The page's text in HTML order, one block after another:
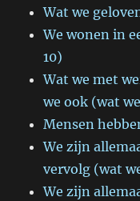
Wat we
We wonen in
10)
Wat we met
we ook (wat
Mensen
We zijn
vervolg (wat
We zijn